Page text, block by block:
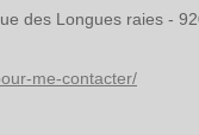
des Longues raies -
me-contacter/